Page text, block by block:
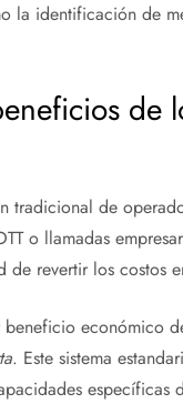
la identificación de
de
tradicional de
o llamadas
de revertir los costos
beneficio económico
. Este sistema
específicas